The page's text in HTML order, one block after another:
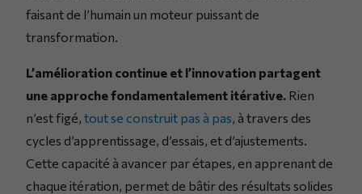
faisant de l’humain un moteur puissant de
transformation.
L’amélioration continue et l’innovation partagent
une approche fondamentalement itérative. Rien
n’est figé, tout se construit pas à pas, à travers des
cycles d’apprentissage, d’essais, et d’ajustements.
Cette capacité à avancer par étapes, en apprenant de
chaque itération, permet de bâtir des résultats solides